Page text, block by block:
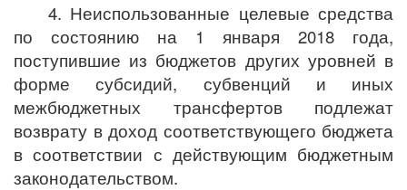
4. Неиспользованные целевые средства
по состоянию на 1 января 2018 года,
поступившие из бюджетов других уровней в
форме субсидий, субвенций и иных
межбюджетных трансфертов подлежат
возврату в доход соответствующего бюджета
в соответствии с действующим бюджетным
законодательством.